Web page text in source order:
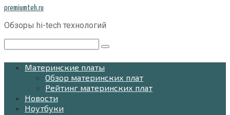
Перейти
контенту
premiumteh.ru
Обзоры hi-tech технологий
Материнские платы
Обзор материнских плат
Рейтинг материнских плат
Новости
Ноутбуки